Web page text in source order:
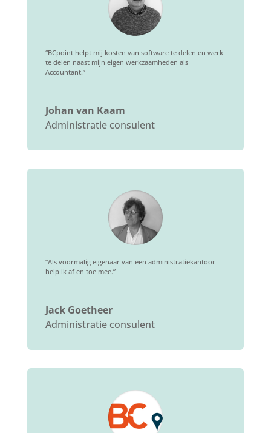
“BCpoint helpt mij kosten van software te delen en werk
te delen naast mijn eigen werkzaamheden als
Accountant.”
Johan van Kaam
Administratie consulent
“Als voormalig eigenaar van een administratiekantoor
help ik af en toe mee.”
Jack Goetheer
Administratie consulent